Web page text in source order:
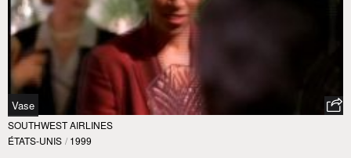
Vase
SOUTHWEST AIRLINES
ÉTATS-UNIS / 1999